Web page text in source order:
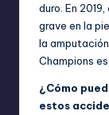
duro. En
grave en la
la
Champions
¿Cómo
estos